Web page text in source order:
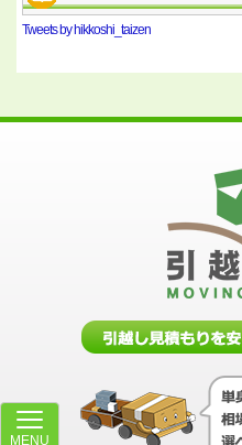
MENU
Tweets by hikkoshi_taizen